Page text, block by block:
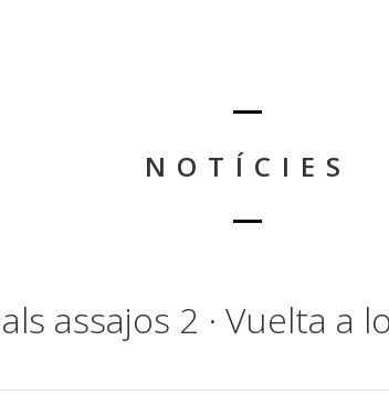
NOTÍCIES
assajos 2 · Vuelta a